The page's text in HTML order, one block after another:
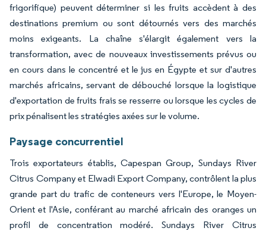
frigorifique) peuvent déterminer si les fruits accèdent à des
destinations premium ou sont détournés vers des marchés
moins exigeants. La chaîne s'élargit également vers la
transformation, avec de nouveaux investissements prévus ou
en cours dans le concentré et le jus en Égypte et sur d'autres
marchés africains, servant de débouché lorsque la logistique
d'exportation de fruits frais se resserre ou lorsque les cycles de
prix pénalisent les stratégies axées sur le volume.
Paysage concurrentiel
Trois exportateurs établis, Capespan Group, Sundays River
Citrus Company et Elwadi Export Company, contrôlent la plus
grande part du trafic de conteneurs vers l'Europe, le Moyen-
Orient et l'Asie, conférant au marché africain des oranges un
profil de concentration modéré. Sundays River Citrus